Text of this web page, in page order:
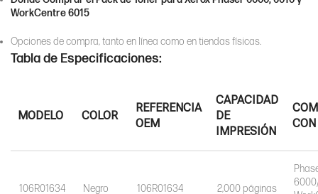
WorkCentre 6015
Opciones de compra, tanto en línea como en tiendas físicas.
Tabla de Especificaciones:
MODELO COLOR
REFERENCIA
OEM
CAPACIDAD
DE
IMPRESIÓN
CON
106R01634 Negro 106R01634 2,000 páginas